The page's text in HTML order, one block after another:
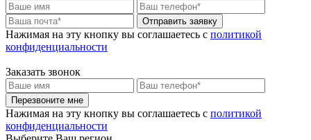
Отправить заявку
Нажимая на эту кнопку вы соглашаетесь c политикой
конфиденциальности
Заказать звонок
Перезвоните мне
Нажимая на эту кнопку вы соглашаетесь c политикой
конфиденциальности